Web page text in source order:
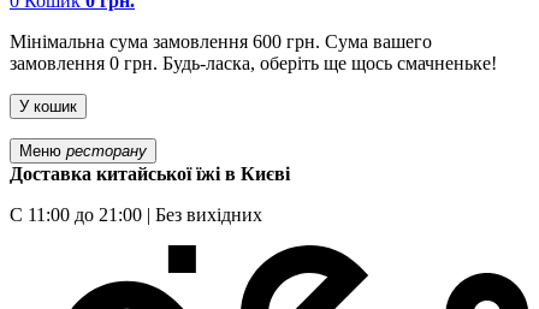
Мінімальна сума замовлення 600 грн. Сума вашего
замовлення 0 грн. Будь-ласка, оберіть ще щось смачненьке!
У кошик
Меню ресторану
Доставка китайської їжі в Києві
С 11:00 до 21:00 | Без вихідних